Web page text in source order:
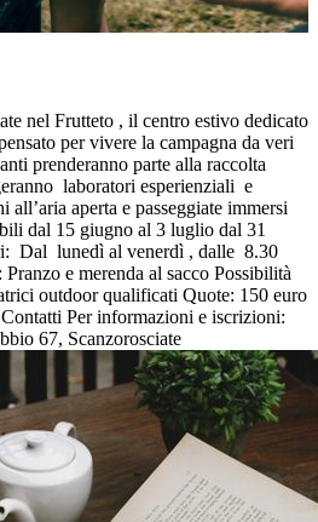
nel Frutteto , il centro estivo dedicato
per vivere la campagna da veri
prenderanno parte alla raccolta
laboratori esperienziali e
aperta e passeggiate immersi
dal 15 giugno al 3 luglio dal 31
Dal lunedì al venerdì , dalle 8.30
e merenda al sacco Possibilità
outdoor qualificati Quote: 150 euro
Per informazioni e iscrizioni:
67, Scanzorosciate